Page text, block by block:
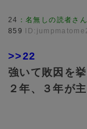
24 ：名無しの読者さ
859
>>22
強いて敗因を
２年、３年が